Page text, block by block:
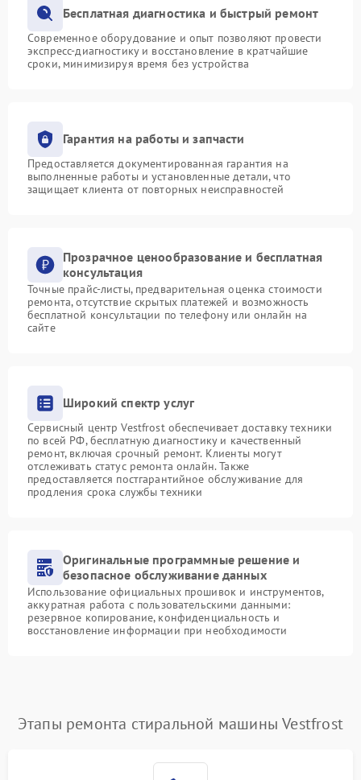
Бесплатная диагностика и быстрый ремонт
Современное оборудование и опыт позволяют провести
экспресс-диагностику и восстановление в кратчайшие
сроки, минимизируя время без устройства
Гарантия на работы и запчасти
Предоставляется документированная гарантия на
выполненные работы и установленные детали, что
защищает клиента от повторных неисправностей
Прозрачное ценообразование и бесплатная
консультация
Точные прайс-листы, предварительная оценка стоимости
ремонта, отсутствие скрытых платежей и возможность
бесплатной консультации по телефону или онлайн на
сайте
Широкий спектр услуг
Сервисный центр Vestfrost обеспечивает доставку техники
по всей РФ, бесплатную диагностику и качественный
ремонт, включая срочный ремонт. Клиенты могут
отслеживать статус ремонта онлайн. Также
предоставляется постгарантийное обслуживание для
продления срока службы техники
Оригинальные программные решение и
безопасное обслуживание данных
Использование официальных прошивок и инструментов,
аккуратная работа с пользовательскими данными:
резервное копирование, конфиденциальность и
восстановление информации при необходимости
Этапы ремонта стиральной машины Vestfrost